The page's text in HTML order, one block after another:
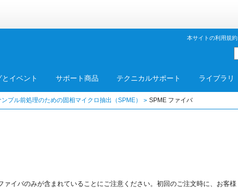
本サイトの利用規約
とイベント サポート商品 テクニカルサポート ライブラリ
プル前処理のための固相マイクロ抽出（SPME） SPME ファイバ
イバのみが含まれていることにご注意ください。初回のご注文時に、お客様